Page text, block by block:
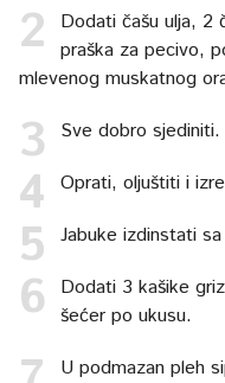
Dodati čašu ulja, 2
praška za pecivo,
mlevenog muskatnog
Sve dobro sjediniti.
Oprati, oljuštiti i
Jabuke izdinstati
Dodati 3 kašike
šećer po ukusu.
U podmazan pleh